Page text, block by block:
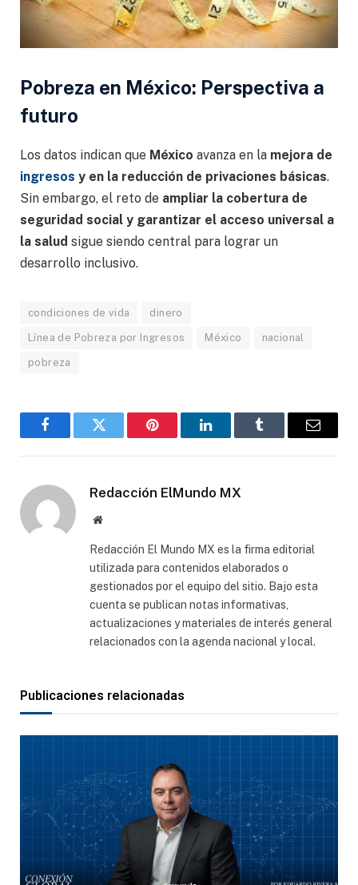
Pobreza en México: Perspectiva a
futuro
Los datos indican que México avanza en la mejora de
ingresos y en la reducción de privaciones básicas.
Sin embargo, el reto de ampliar la cobertura de
seguridad social y garantizar el acceso universal a
la salud sigue siendo central para lograr un
desarrollo inclusivo.
condiciones de vida dinero
Línea de Pobreza por Ingresos México nacional
pobreza
FacebookGorjeo Pinterest LinkedInTumblr
Correo
Redacción ElMundo MX
Sitio
Redacción El Mundo MX es la firma editorial
utilizada para contenidos elaborados o
gestionados por el equipo del sitio. Bajo esta
cuenta se publican notas informativas,
actualizaciones y materiales de interés general
relacionados con la agenda nacional y local.
Publicaciones relacionadas